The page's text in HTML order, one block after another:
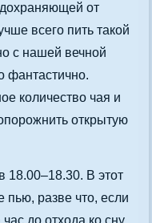
от
всего пить такой
с нашей вечной
фантастично.
количество чая и
открытую
18.00–18.30. В этот
пью, разве что, если
до отхода ко сну